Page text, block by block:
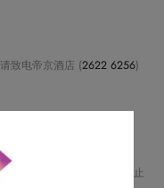
致电帝京酒店 (2622 6256)
顺利
优惠条款及细则、更改或终止